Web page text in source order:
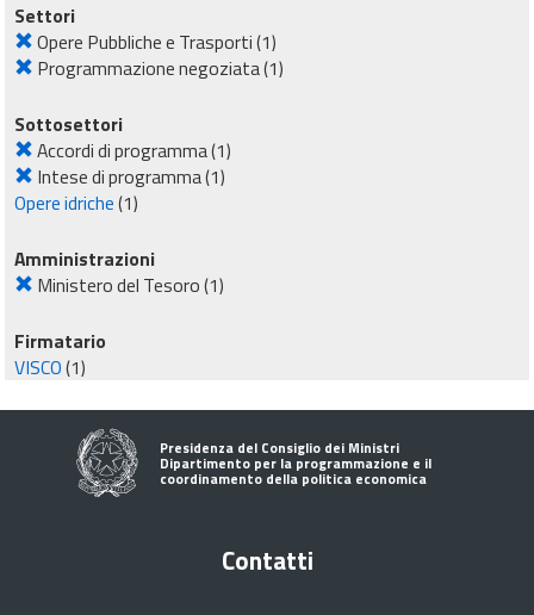
Settori
Opere Pubbliche e Trasporti(1)
Programmazione negoziata(1)
Sottosettori
Accordi di programma(1)
Intese di programma(1)
Opere idriche(1)
Amministrazioni
Ministero del Tesoro(1)
Firmatario
VISCO(1)
Presidenza del Consiglio dei Ministri
Dipartimento per la programmazione e il
coordinamento della politica economica
Contatti